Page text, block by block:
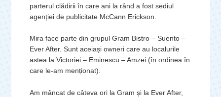
parterul clădirii în care ani la rând a fost sediul
agenției de publicitate McCann Erickson.
Mira face parte din grupul Gram Bistro – Suento –
Ever After. Sunt aceiași owneri care au localurile
astea la Victoriei – Eminescu – Amzei (în ordinea în
care le-am menționat).
Am mâncat de câteva ori la Gram și la Ever After,